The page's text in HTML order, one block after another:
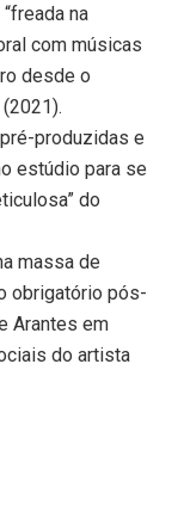
na
com músicas
desde o
produzidas e
estúdio para se
do
massa de
obrigatório pós-
Arantes em
do artista